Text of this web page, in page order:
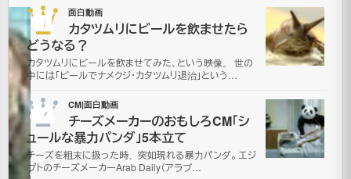
豹
変
2007
年1月9
日
2021
01 面白動画
カタツムリにビールを飲ませたら
どうなる？
カタツムリにビールを飲ませてみた、という映像。 世の
中には「ビールでナメクジ・カタツムリ退治」という…
02 CM|面白動画
チーズメーカーのおもしろCM「シ
ュールな暴力パンダ」5本立て
チーズを粗末に扱った時、突如現れる暴力パンダ。 エジ
プトのチーズメーカーArab Daily（アラブ…